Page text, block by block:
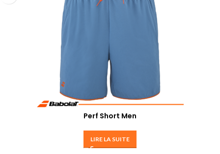
Perf Short Men
LIRE LA SUITE